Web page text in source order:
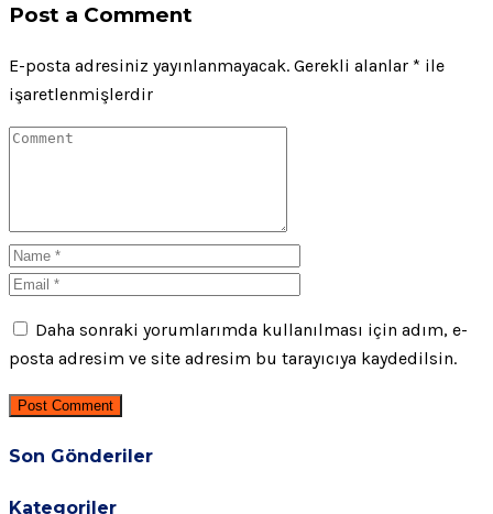
Post a Comment
E-posta adresiniz yayınlanmayacak. Gerekli alanlar * ile
işaretlenmişlerdir
Daha sonraki yorumlarımda kullanılması için adım, e-
posta adresim ve site adresim bu tarayıcıya kaydedilsin.
Post Comment
Son Gönderiler
Kategoriler